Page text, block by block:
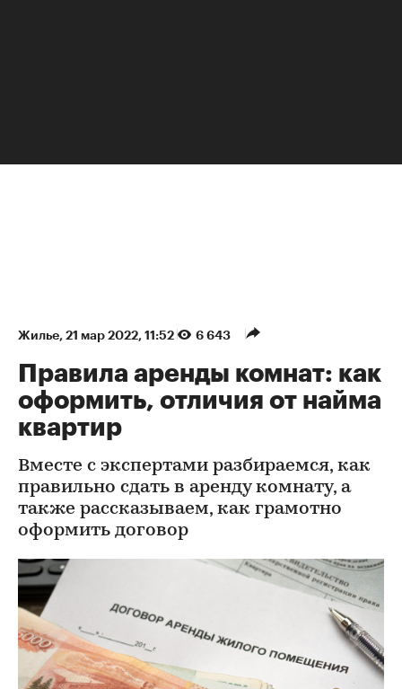
Жилье⁠, 21 мар 2022, 11:52 6 643
Правила аренды комнат: как
оформить, отличия от найма
квартир
Вместе с экспертами разбираемся, как
правильно сдать в аренду комнату, а
также рассказываем, как грамотно
оформить договор